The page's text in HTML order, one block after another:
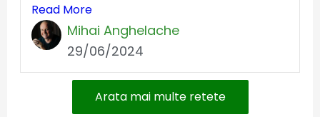
Read More
Mihai Anghelache
29/06/2024
Arata mai multe retete